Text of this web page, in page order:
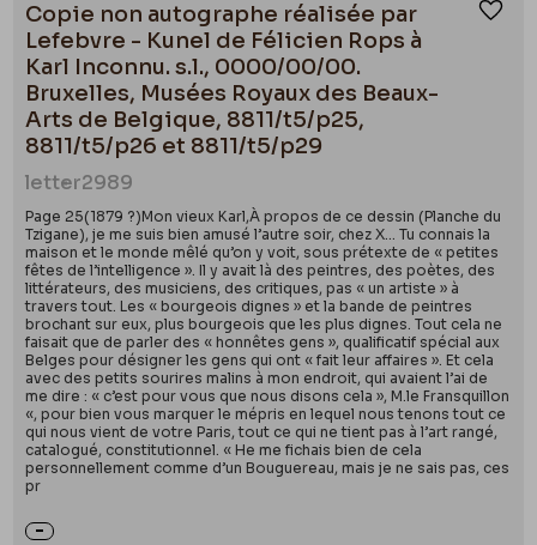
Entre 1848 et 1850, Delvau fonde parfois seul de
nombreux journaux révolutionnaires comme
beaucoup d’autres écrivains engagés.
Malheureusement, ces derniers sont éphémères.
C’est aussi à cette période qu’il publie son premier
ouvrage dans le sillage de Balzac
chez A. Desloges en 1848. Il
fait « son entrée » dans la bohème parisienne au
cours de l’année 1851. Il côtoie dans les années
suivantes de nombreuses personnalités comme
Charles Baudelaire dont il est l’un des proches. Vers
1856, il devient rédacteur en chef duRabelais. Sous
la plume de Léon Fuchs, Delvau publie
dansLeRabelaisdu 17 octobre 1857un article
dithyrambique sur Rops qu’il décrit comme « un
Gavarni de la Belgique – un Gavarni doublé d’un
Daumier ». C’est aussi dans le
et Watripon défendront Baudelaire lors du procès
Copie non autographe réalisée par
Lefebvre - Kunel de Félicien Rops à
Karl Inconnu. s.l., 0000/00/00.
Bruxelles, Musées Royaux des Beaux-
Arts de Belgique, 8811/t5/p25,
8811/t5/p26 et 8811/t5/p29
letter2989
Page 25(1879 ?)Mon vieux Karl,À propos de ce dessin (Planche du
Tzigane), je me suis bien amusé l’autre soir, chez X… Tu connais la
maison et le monde mêlé qu’on y voit, sous prétexte de « petites
fêtes de l’intelligence ». Il y avait là des peintres, des poètes, des
littérateurs, des musiciens, des critiques, pas « un artiste » à
travers tout. Les « bourgeois dignes » et la bande de peintres
brochant sur eux, plus bourgeois que les plus dignes. Tout cela ne
faisait que de parler des « honnêtes gens », qualificatif spécial aux
Belges pour désigner les gens qui ont « fait leur affaires ». Et cela
avec des petits sourires malins à mon endroit, qui avaient l’ai de
me dire : « c’est pour vous que nous disons cela », M.le Fransquillon
«, pour bien vous marquer le mépris en lequel nous tenons tout ce
qui nous vient de votre Paris, tout ce qui ne tient pas à l’art rangé,
catalogué, constitutionnel. « He me fichais bien de cela
personnellement comme d’un Bouguereau, mais je ne sais pas, ces
pr